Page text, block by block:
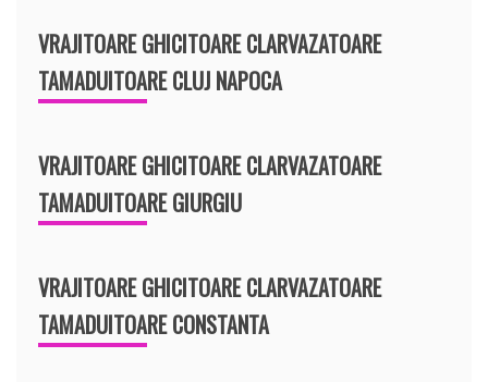
VRAJITOARE GHICITOARE CLARVAZATOARE
TAMADUITOARE CLUJ NAPOCA
VRAJITOARE GHICITOARE CLARVAZATOARE
TAMADUITOARE GIURGIU
VRAJITOARE GHICITOARE CLARVAZATOARE
TAMADUITOARE CONSTANTA